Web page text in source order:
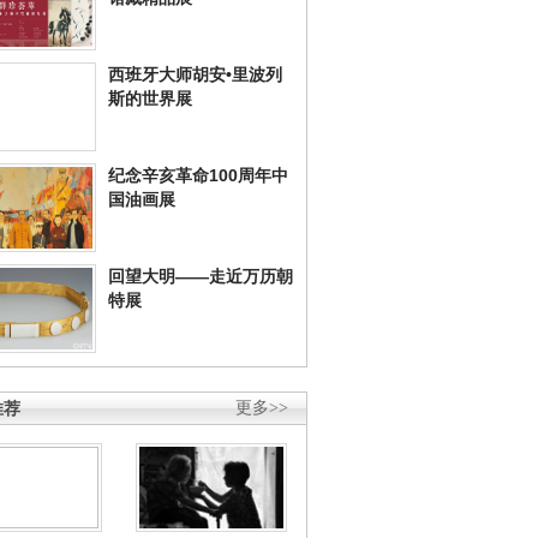
西班牙大师胡安•里波列
斯的世界展
纪念辛亥革命100周年中
国油画展
回望大明——走近万历朝
特展
更多>>
荐